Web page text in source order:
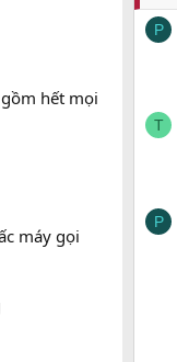
hết mọi
máy gọi
P
T
P